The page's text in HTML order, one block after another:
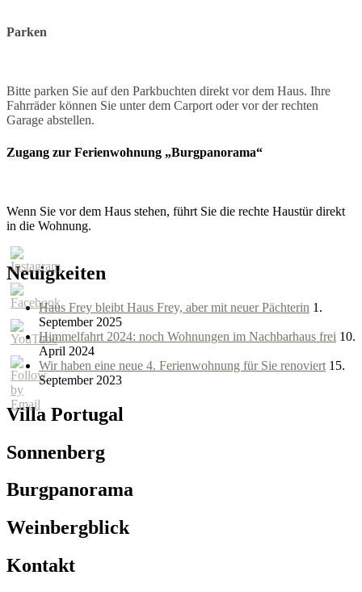
Parken
Bitte parken Sie auf den Parkbuchten direkt vor dem Haus. Ihre
Fahrräder können Sie unter dem Carport oder vor der rechten
Garage abstellen.
Zugang zur Ferienwohnung „Burgpanorama“
Wenn Sie vor dem Haus stehen, führt Sie die rechte Haustür direkt
in die Wohnung.
Neuigkeiten
Haus Frey bleibt Haus Frey, aber mit neuer Pächterin 1.
September 2025
Himmelfahrt 2024: noch Wohnungen im Nachbarhaus frei 10.
April 2024
Wir haben eine neue 4. Ferienwohnung für Sie renoviert 15.
September 2023
Villa Portugal
Sonnenberg
Burgpanorama
Weinbergblick
Kontakt